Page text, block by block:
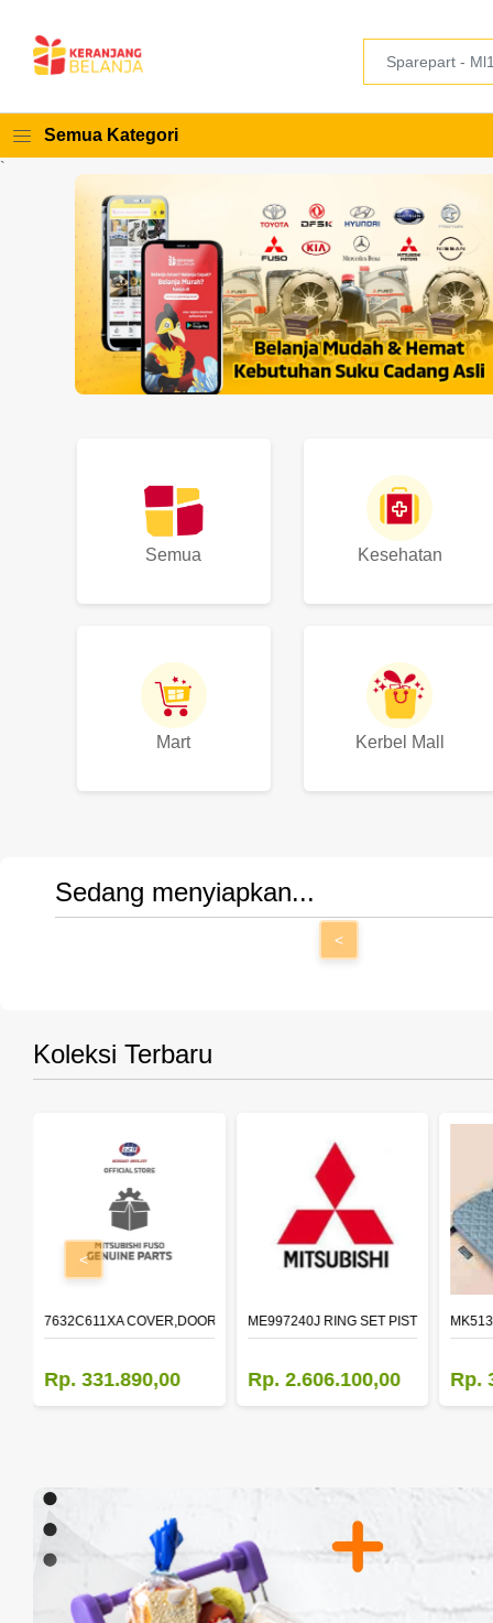
Semua Kategori
`
Semua Kesehatan
Mart Kerbel Mall
Sedang menyiapkan...
<
Koleksi Terbaru
7632C611XA COVER,DOOR MIRROR,OTR LH
Rp. 331.890,00
ME997240J RING SET PISTON STD
Rp. 2.606.100,00 Rp.
<